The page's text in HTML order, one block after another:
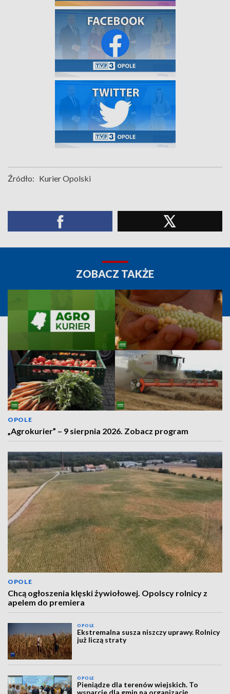
Źródło: Kurier Opolski
ZOBACZ TAKŻE
OPOLE
„Agrokurier” – 9 sierpnia 2026. Zobacz program
OPOLE
Chcą ogłoszenia klęski żywiołowej. Opolscy rolnicy z
apelem do premiera
OPOLE
Ekstremalna susza niszczy uprawy. Rolnicy
już liczą straty
OPOLE
Pieniądze dla terenów wiejskich. To
wsparcie dla gmin na organizację